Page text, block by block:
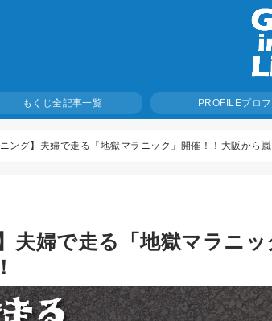
もくじ全記事一覧 PROFILEプロ
ニング】夫婦で走る「地獄マラニック」開催！！大阪から嵐
夫婦で走る「地獄マラニ